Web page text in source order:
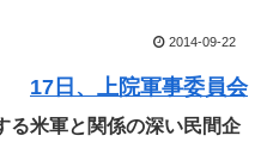
2014-09-22
17日、上院軍事委員会
る米軍と関係の深い民間企